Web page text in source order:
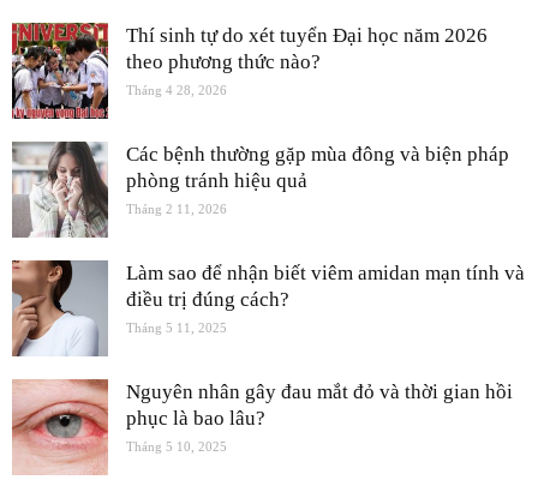
Thí sinh tự do xét tuyển Đại học năm 2026
theo phương thức nào?
Tháng 4 28, 2026
Các bệnh thường gặp mùa đông và biện pháp
phòng tránh hiệu quả
Tháng 2 11, 2026
Làm sao để nhận biết viêm amidan mạn tính và
điều trị đúng cách?
Tháng 5 11, 2025
Nguyên nhân gây đau mắt đỏ và thời gian hồi
phục là bao lâu?
Tháng 5 10, 2025